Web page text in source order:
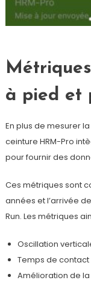
à pied et
En plus de mesurer
ceinture HRM-Pro
pour fournir des
Ces métriques sont
années et l’arrivée
Run. Les métriques
Oscillation
Temps de contact
Amélioration de